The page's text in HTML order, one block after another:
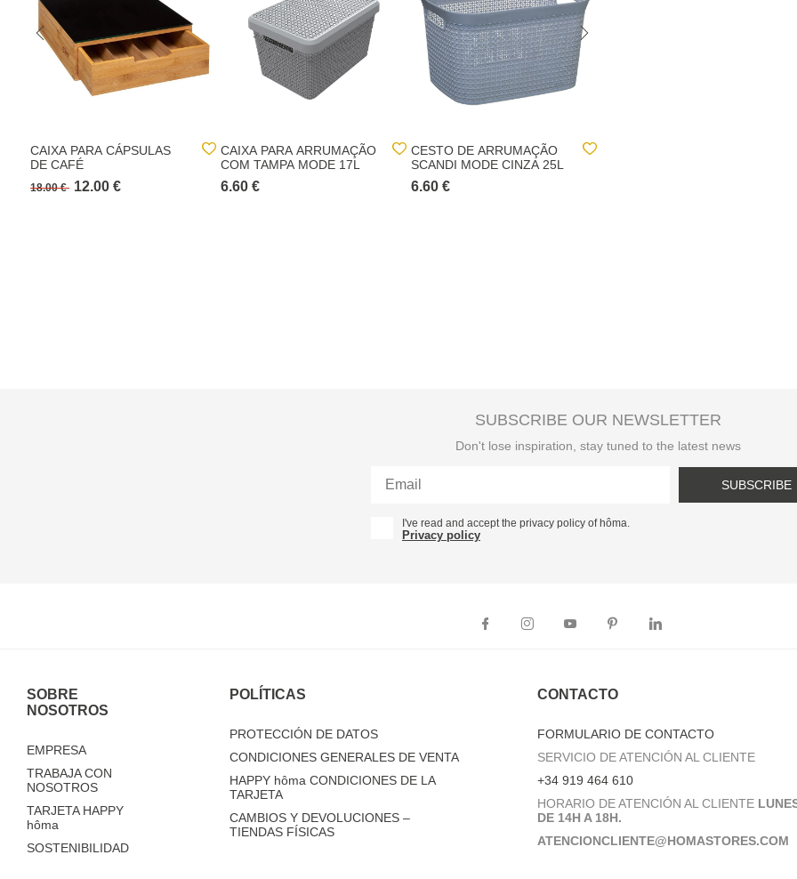
CAIXA PARA CÁPSULAS
DE CAFÉ
18.00 € 12.00 €
CAIXA PARA ARRUMAÇÃO
COM TAMPA MODE 17L
6.60 €
CESTO DE ARRUMAÇÃO
SCANDI MODE CINZA 25L
6.60 €
SUBSCRIBE OUR NEWSLETTER
Don't lose inspiration, stay tuned to the latest news
SUBSCRIBE
I've read and accept the privacy policy of hôma.
Privacy policy
SOBRE
NOSOTROS
EMPRESA
TRABAJA CON
NOSOTROS
TARJETA HAPPY
hôma
SOSTENIBILIDAD
POLÍTICAS
PROTECCIÓN DE DATOS
CONDICIONES GENERALES DE VENTA
HAPPY hôma CONDICIONES DE LA
TARJETA
CAMBIOS Y DEVOLUCIONES –
TIENDAS FÍSICAS
CONTACTO
FORMULARIO DE CONTACTO
SERVICIO DE ATENCIÓN AL CLIENTE
+34 919 464 610
HORARIO DE ATENCIÓN AL CLIENTE
DE 14H A 18H.
ATENCIONCLIENTE@HOMASTORES.COM